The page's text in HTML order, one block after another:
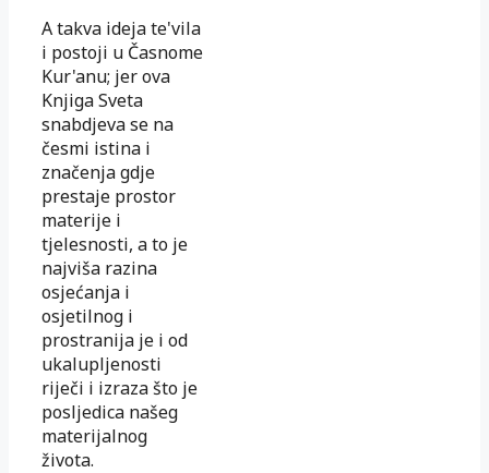
A takva ideja te'vila
i postoji u Časnome
Kur'anu; jer ova
Knjiga Sveta
snabdjeva se na
česmi istina i
značenja gdje
prestaje prostor
materije i
tjelesnosti, a to je
najviša razina
osjećanja i
osjetilnog i
prostranija je i od
ukalupljenosti
riječi i izraza što je
posljedica našeg
materijalnog
života.